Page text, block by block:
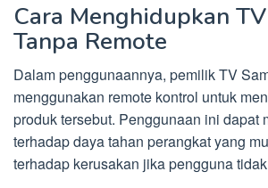
Cara Menghidupkan
Tanpa Remote
Dalam penggunaannya, pemilik TV
menggunakan remote kontrol untuk
produk tersebut. Penggunaan ini dapat
terhadap daya tahan perangkat yang
terhadap kerusakan jika pengguna